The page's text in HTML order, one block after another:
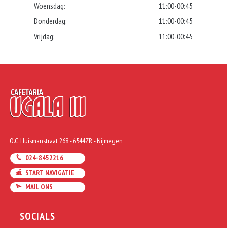
Woensdag:
11:00-00:45
Donderdag:
11:00-00:45
Vrijdag:
11:00-00:45
O.C. Huismanstraat 268 - 6544ZR - Nijmegen
024-8452216
START NAVIGATIE
MAIL ONS
SOCIALS